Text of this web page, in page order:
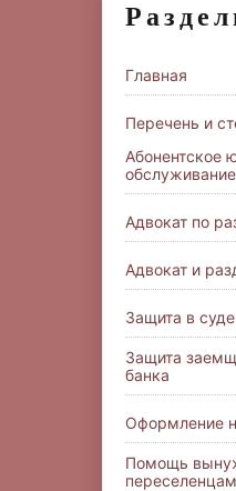
Главная
Перечень и
Абонентское
обслуживание
Адвокат по
Адвокат и
Защита в суде
Защита
банка
Оформление
Помощь
переселенцам